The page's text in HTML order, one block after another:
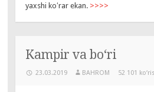
yaxshi koʻrar ekan. >>>>
Kampir va bo‘ri
23.03.2019 BAHROM 52 101